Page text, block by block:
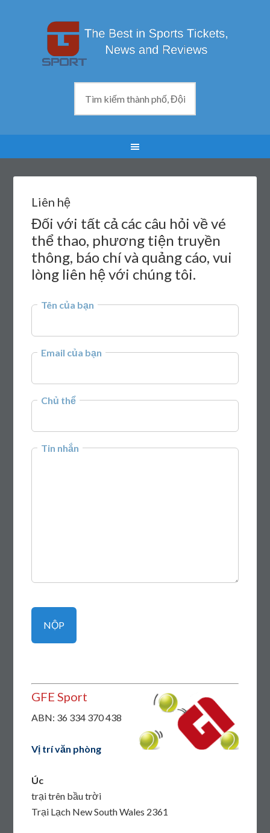
Liên hệ
Đối với tất cả các câu hỏi về vé
thể thao, phương tiện truyền
thông, báo chí và quảng cáo, vui
lòng liên hệ với chúng tôi.
Tên của bạn
Email của bạn
Chủ thể
Tin nhắn
GFE Sport
ABN: 36 334 370 438
Vị trí văn phòng
Úc
trại trên bầu trời
Trại Lạch New South Wales 2361